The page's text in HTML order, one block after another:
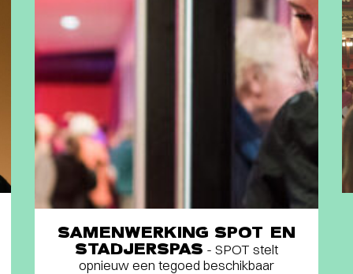
SAMENWERKING SPOT EN
STADJERSPAS - SPOT stelt
opnieuw een tegoed beschikbaar